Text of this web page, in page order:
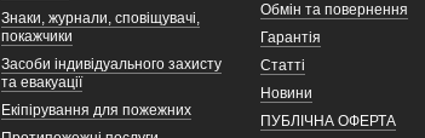
Знаки, журнали, сповіщувачі,
покажчики
Засоби індивідуального захисту
та евакуації
Екіпірування для пожежних
Обмін та повернення
Гарантія
Статті
Новини
ПУБЛІЧНА ОФЕРТА